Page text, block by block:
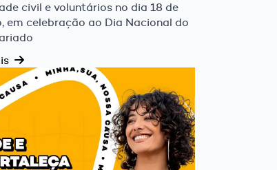
civil e voluntários no dia 18 de
em celebração ao Dia Nacional do